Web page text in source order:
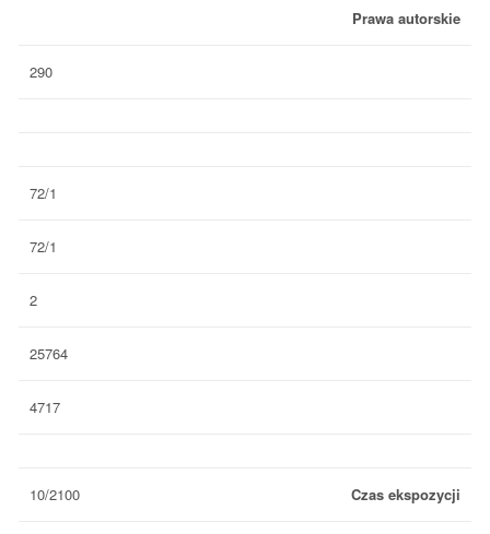
Prawa autorskie
290
72/1
72/1
2
25764
4717
Czas ekspozycji
10/2100